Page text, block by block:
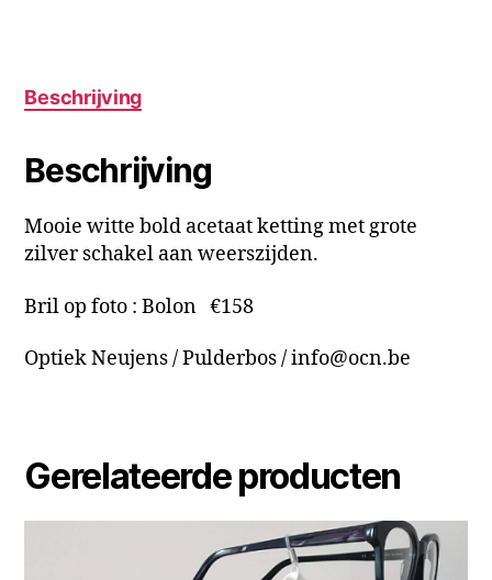
Beschrijving
Beschrijving
Mooie witte bold acetaat ketting met grote
zilver schakel aan weerszijden.
Bril op foto : Bolon €158
Optiek Neujens / Pulderbos / info@ocn.be
Gerelateerde producten